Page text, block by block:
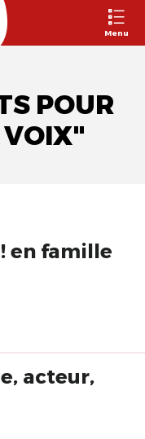
Menu
POUR
en famille
acteur,